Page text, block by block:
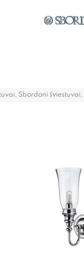
, Sbordoni šviestuvai,